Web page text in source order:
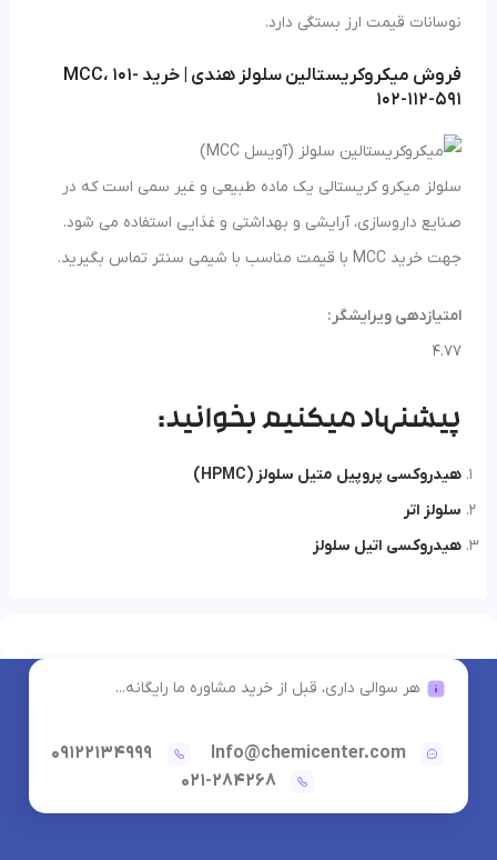
نوسانات قیمت ارز بستگی دارد.
فروش میکروکریستالین سلولز هندی | خرید MCC، 101-
102-112-591
سلولز میکرو کریستالی یک ماده طبیعی و غیر سمی است که در
صنایع داروسازی، آرایشی و بهداشتی و غذایی استفاده می شود.
جهت خرید MCC با قیمت مناسب با شیمی سنتر تماس بگیرید.
امتیازدهی ویرایشگر:
4.77
پیشنهاد میکنیم بخوانید:
هیدروکسی پروپیل متیل سلولز (HPMC)
سلولز اتر
هیدروکسی اتیل سلولز
هر سوالی داری، قبل از خرید مشاوره ما رایگانه...
Info@chemicenter.com
09122134999
021-284268